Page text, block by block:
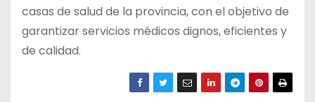
casas de salud de la provincia, con el objetivo de
garantizar servicios médicos dignos, eficientes y
de calidad.